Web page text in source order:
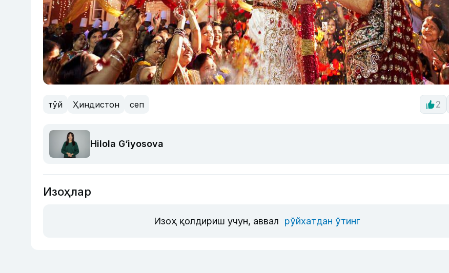
тўй Ҳиндистон сеп 2
Hilola G‘iyosova
Изоҳлар
Изоҳ қолдириш учун, аввал рўйхатдан ўтинг